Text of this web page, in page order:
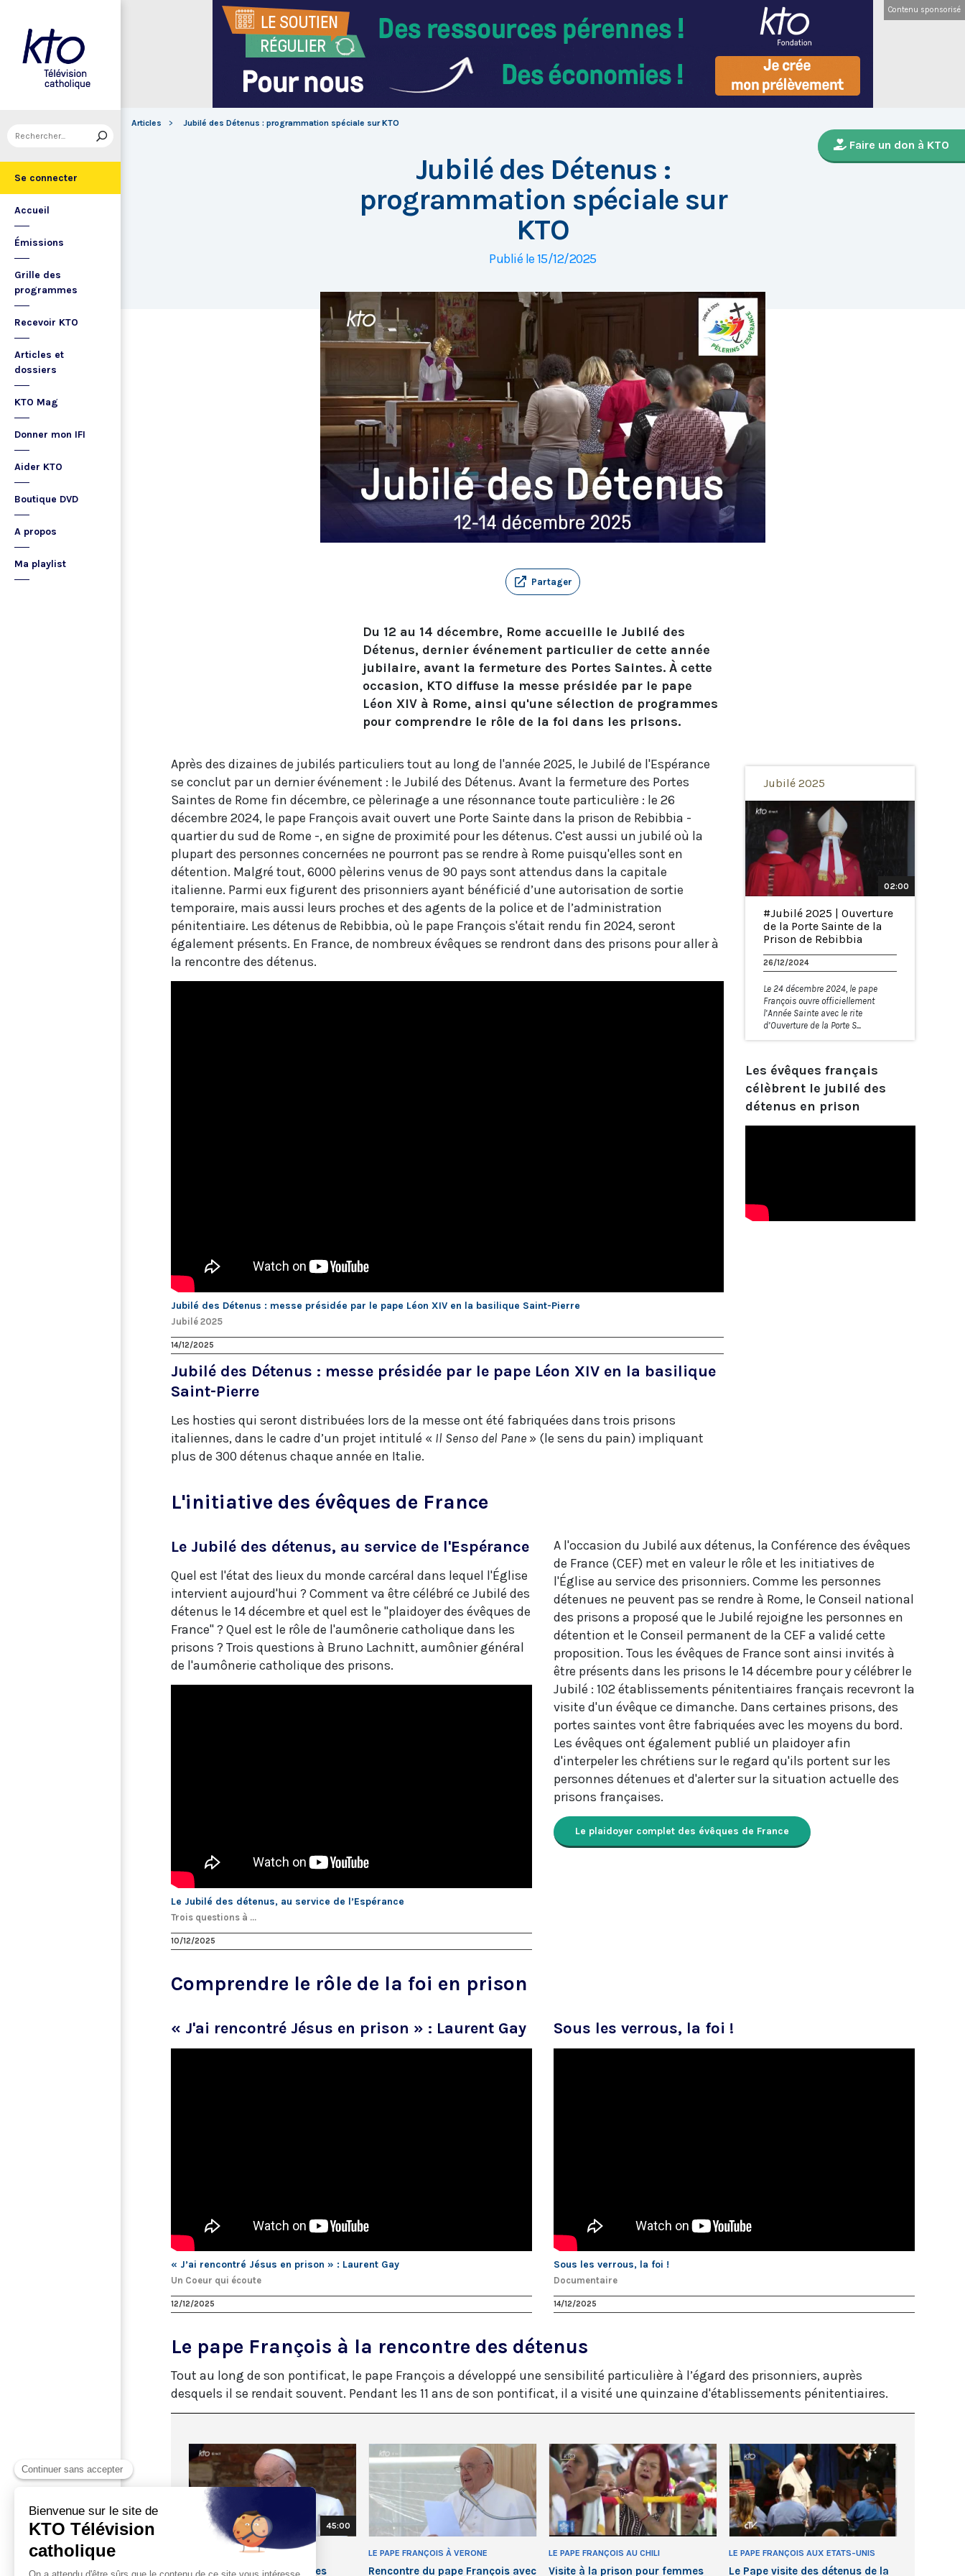
Se connecter
Accueil
Émissions
Grille des
programmes
Recevoir KTO
Articles et
dossiers
KTO Mag
Donner mon IFI
Aider KTO
Boutique DVD
A propos
Ma playlist
Contenu sponsorisé
Articles Jubilé des Détenus : programmation spéciale sur KTO
Faire un don à KTO
Jubilé des Détenus :
programmation spéciale sur
KTO
Publié le 15/12/2025
Partager
Du 12 au 14 décembre, Rome accueille le Jubilé des
Détenus, dernier événement particulier de cette année
jubilaire, avant la fermeture des Portes Saintes. À cette
occasion, KTO diffuse la messe présidée par le pape
Léon XIV à Rome, ainsi qu'une sélection de programmes
pour comprendre le rôle de la foi dans les prisons.
Après des dizaines de jubilés particuliers tout au long de l'année 2025, le Jubilé de l'Espérance
se conclut par un dernier événement : le Jubilé des Détenus. Avant la fermeture des Portes
Saintes de Rome fin décembre, ce pèlerinage a une résonnance toute particulière : le 26
décembre 2024, le pape François avait ouvert une Porte Sainte dans la prison de Rebibbia -
quartier du sud de Rome -, en signe de proximité pour les détenus. C'est aussi un jubilé où la
plupart des personnes concernées ne pourront pas se rendre à Rome puisqu'elles sont en
détention. Malgré tout, 6000 pèlerins venus de 90 pays sont attendus dans la capitale
italienne. Parmi eux figurent des prisonniers ayant bénéficié d’une autorisation de sortie
temporaire, mais aussi leurs proches et des agents de la police et de l’administration
pénitentiaire. Les détenus de Rebibbia, où le pape François s'était rendu fin 2024, seront
également présents. En France, de nombreux évêques se rendront dans des prisons pour aller à
la rencontre des détenus.
Jubilé des Détenus : messe présidée par le pape Léon XIV en la basilique Saint-Pierre
Jubilé 2025
14/12/2025
Jubilé des Détenus : messe présidée par le pape Léon XIV en la basilique
Saint-Pierre
Les hosties qui seront distribuées lors de la messe ont été fabriquées dans trois prisons
italiennes, dans le cadre d’un projet intitulé « Il Senso del Pane » (le sens du pain) impliquant
plus de 300 détenus chaque année en Italie.
Jubilé 2025
02:00
#Jubilé 2025 | Ouverture
de la Porte Sainte de la
Prison de Rebibbia
26/12/2024
Le 24 décembre 2024, le pape
François ouvre officiellement
l’Année Sainte avec le rite
d’Ouverture de la Porte S...
Les évêques français
célèbrent le jubilé des
détenus en prison
L'initiative des évêques de France
Le Jubilé des détenus, au service de l'Espérance
Quel est l'état des lieux du monde carcéral dans lequel l'Église
intervient aujourd'hui ? Comment va être célébré ce Jubilé des
détenus le 14 décembre et quel est le "plaidoyer des évêques de
France" ? Quel est le rôle de l'aumônerie catholique dans les
prisons ? Trois questions à Bruno Lachnitt, aumônier général
de l'aumônerie catholique des prisons.
Le Jubilé des détenus, au service de l’Espérance
Trois questions à ...
10/12/2025
A l'occasion du Jubilé aux détenus, la Conférence des évêques
de France (CEF) met en valeur le rôle et les initiatives de
l'Église au service des prisonniers. Comme les personnes
détenues ne peuvent pas se rendre à Rome, le Conseil national
des prisons a proposé que le Jubilé rejoigne les personnes en
détention et le Conseil permanent de la CEF a validé cette
proposition. Tous les évêques de France sont ainsi invités à
être présents dans les prisons le 14 décembre pour y célébrer le
Jubilé : 102 établissements pénitentiaires français recevront la
visite d'un évêque ce dimanche. Dans certaines prisons, des
portes saintes vont être fabriquées avec les moyens du bord.
Les évêques ont également publié un plaidoyer afin
d'interpeler les chrétiens sur le regard qu'ils portent sur les
personnes détenues et d'alerter sur la situation actuelle des
prisons françaises.
Le plaidoyer complet des évêques de France
Comprendre le rôle de la foi en prison
« J'ai rencontré Jésus en prison » : Laurent Gay
« J’ai rencontré Jésus en prison » : Laurent Gay
Un Coeur qui écoute
12/12/2025
Sous les verrous, la foi !
Sous les verrous, la foi !
Documentaire
14/12/2025
Le pape François à la rencontre des détenus
Tout au long de son pontificat, le pape François a développé une sensibilité particulière à l’égard des prisonniers, auprès
desquels il se rendait souvent. Pendant les 11 ans de son pontificat, il a visité une quinzaine d'établissements pénitentiaires.
45:00
LE PAPE FRANÇOIS À VENISE
Rencontre du Pape avec les
LE PAPE FRANÇOIS À VERONE
Rencontre du pape François avec
LE PAPE FRANÇOIS AU CHILI
Visite à la prison pour femmes
LE PAPE FRANÇOIS AUX ETATS-UNIS
Le Pape visite des détenus de la